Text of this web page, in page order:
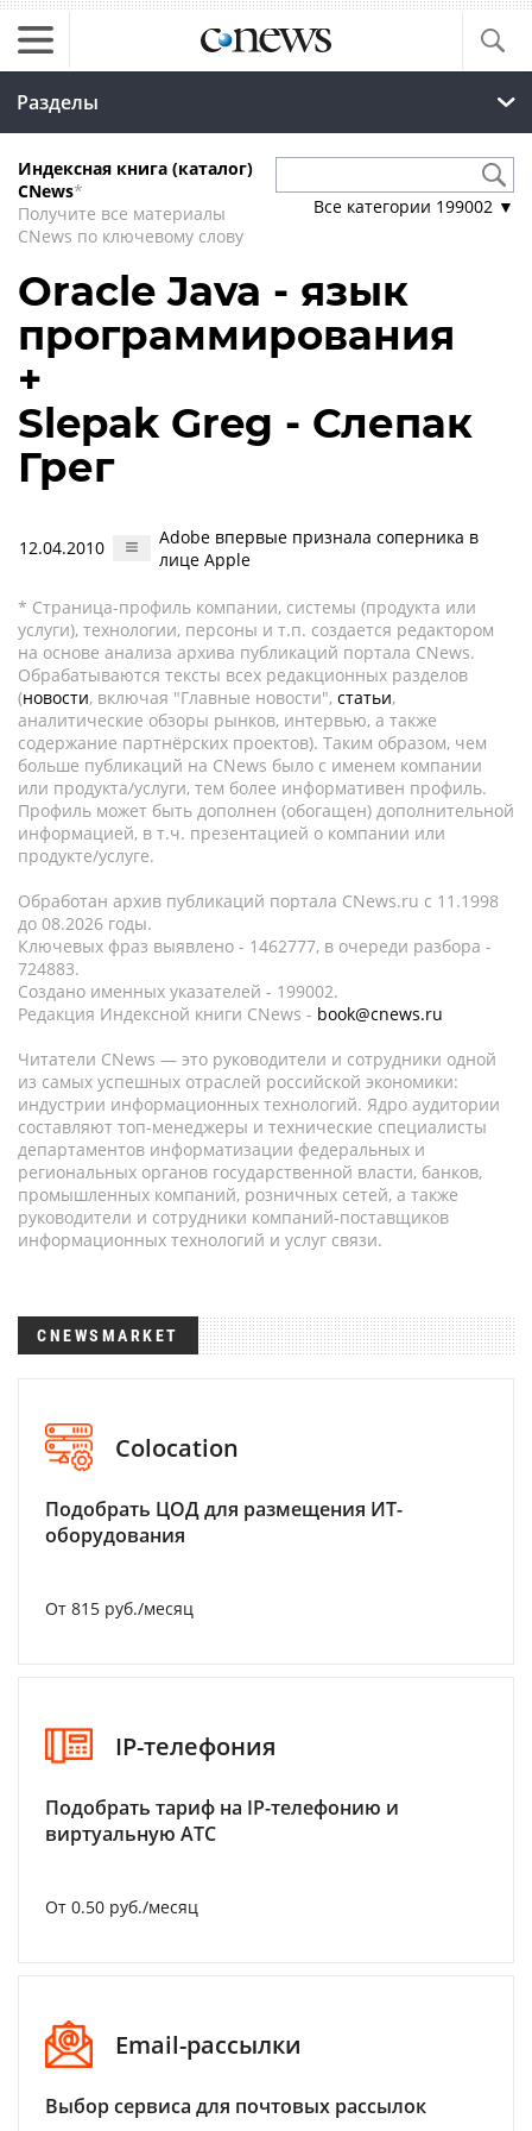
Разделы
Индексная книга (каталог)
CNews*
Получите все материалы
CNews по ключевому слову
Все категории 199002 ▼
Oracle Java - язык
программирования
+
Slepak Greg - Слепак
Грег
12.04.2010
Adobe впервые признала соперника в
лице Apple
* Страница-профиль компании, системы (продукта или
услуги), технологии, персоны и т.п. создается редактором
на основе анализа архива публикаций портала CNews.
Обрабатываются тексты всех редакционных разделов
(новости, включая "Главные новости", статьи,
аналитические обзоры рынков, интервью, а также
содержание партнёрских проектов). Таким образом, чем
больше публикаций на CNews было с именем компании
или продукта/услуги, тем более информативен профиль.
Профиль может быть дополнен (обогащен) дополнительной
информацией, в т.ч. презентацией о компании или
продукте/услуге.
Обработан архив публикаций портала CNews.ru c 11.1998
до 08.2026 годы.
Ключевых фраз выявлено - 1462777, в очереди разбора -
724883.
Создано именных указателей - 199002.
Редакция Индексной книги CNews - book@cnews.ru
Читатели CNews — это руководители и сотрудники одной
из самых успешных отраслей российской экономики:
индустрии информационных технологий. Ядро аудитории
составляют топ-менеджеры и технические специалисты
департаментов информатизации федеральных и
региональных органов государственной власти, банков,
промышленных компаний, розничных сетей, а также
руководители и сотрудники компаний-поставщиков
информационных технологий и услуг связи.
CNEWSMARKET
Colocation
Подобрать ЦОД для размещения ИТ-
оборудования
От 815 руб./месяц
IP-телефония
Подобрать тариф на IP-телефонию и
виртуальную АТС
От 0.50 руб./месяц
Email-рассылки
Выбор сервиса для почтовых рассылок